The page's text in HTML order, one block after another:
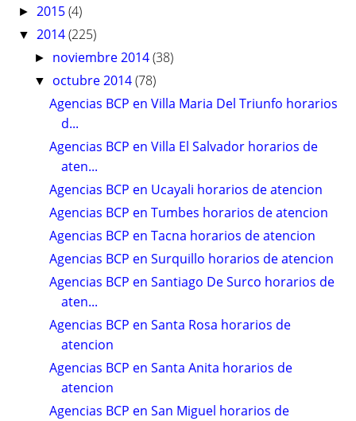
►2015(4)
▼2014(225)
► noviembre 2014(38)
▼ octubre 2014(78)
Agencias BCP en Villa Maria Del Triunfo horarios
d...
Agencias BCP en Villa El Salvador horarios de
aten...
Agencias BCP en Ucayali horarios de atencion
Agencias BCP en Tumbes horarios de atencion
Agencias BCP en Tacna horarios de atencion
Agencias BCP en Surquillo horarios de atencion
Agencias BCP en Santiago De Surco horarios de
aten...
Agencias BCP en Santa Rosa horarios de
atencion
Agencias BCP en Santa Anita horarios de
atencion
Agencias BCP en San Miguel horarios de